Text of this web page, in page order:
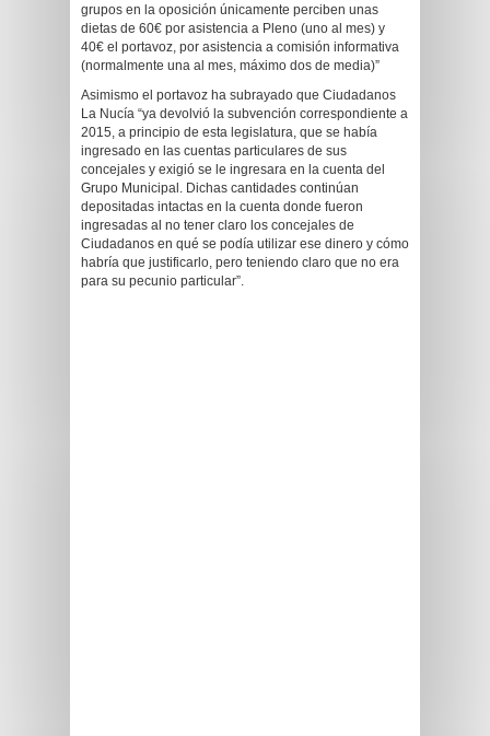
grupos en la oposición únicamente perciben unas
dietas de 60€ por asistencia a Pleno (uno al mes) y
40€ el portavoz, por asistencia a comisión informativa
(normalmente una al mes, máximo dos de media)”
Asimismo el portavoz ha subrayado que Ciudadanos
La Nucía “ya devolvió la subvención correspondiente a
2015, a principio de esta legislatura, que se había
ingresado en las cuentas particulares de sus
concejales y exigió se le ingresara en la cuenta del
Grupo Municipal. Dichas cantidades continúan
depositadas intactas en la cuenta donde fueron
ingresadas al no tener claro los concejales de
Ciudadanos en qué se podía utilizar ese dinero y cómo
habría que justificarlo, pero teniendo claro que no era
para su pecunio particular”.